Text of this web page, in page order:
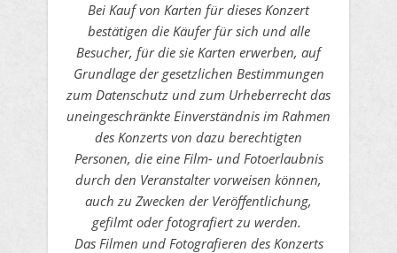
Bei Kauf von Karten für dieses Konzert
bestätigen die Käufer für sich und alle
Besucher, für die sie Karten erwerben, auf
Grundlage der gesetzlichen Bestimmungen
zum Datenschutz und zum Urheberrecht das
uneingeschränkte Einverständnis im Rahmen
des Konzerts von dazu berechtigten
Personen, die eine Film- und Fotoerlaubnis
durch den Veranstalter vorweisen können,
auch zu Zwecken der Veröffentlichung,
gefilmt oder fotografiert zu werden.
Das Filmen und Fotografieren des Konzerts